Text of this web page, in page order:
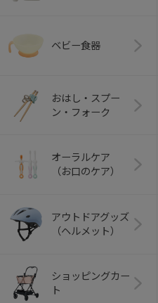
ベビー食器
おはし・スプー
ン・フォーク
オーラルケア
（お口のケア）
アウトドアグッズ
（ヘルメット）
ショッピングカー
ト